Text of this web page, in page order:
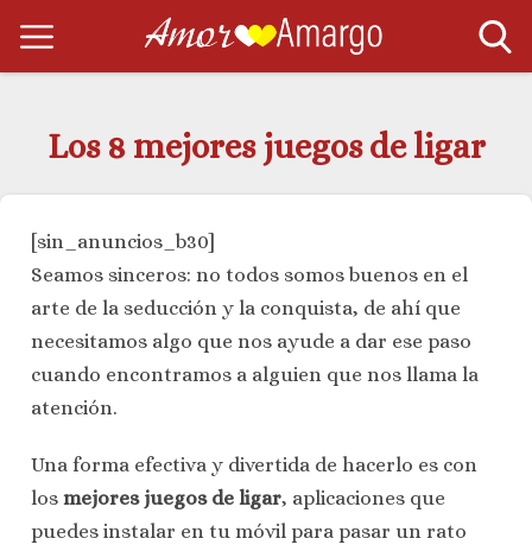
Los 8 mejores juegos de ligar
[sin_anuncios_b30]
Seamos sinceros: no todos somos buenos en el
arte de la seducción y la conquista, de ahí que
necesitamos algo que nos ayude a dar ese paso
cuando encontramos a alguien que nos llama la
atención.
Una forma efectiva y divertida de hacerlo es con
los mejores juegos de ligar, aplicaciones que
puedes instalar en tu móvil para pasar un rato